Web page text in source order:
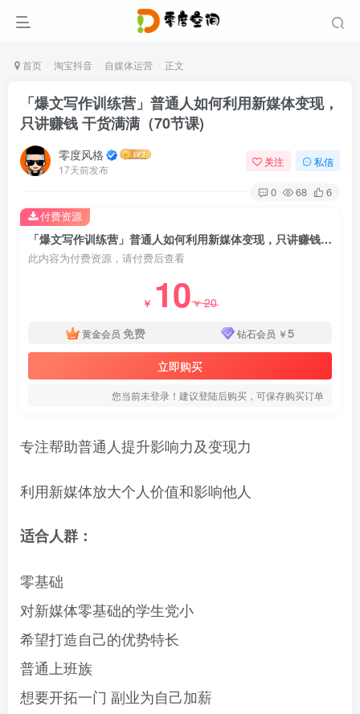
首页 淘宝抖音 自媒体运营 正文
「爆文写作训练营」普通人如何利用新媒体变现，
只讲赚钱 干货满满（70节课)
零度风格
17天前发布
关注 私信
0 68 6
「爆文写作训练营」普通人如何利用新媒体变现，只讲赚钱 干货满满（70节课)
此内容为付费资源，请付费后查看
￥ 10￥20
黄金会员 免费 钻石会员 ￥5
立即购买
您当前未登录！建议登陆后购买，可保存购买订单
付费资源
专注帮助普通人提升影响力及变现力
利用新媒体放大个人价值和影响他人
适合人群：
零基础
对新媒体零基础的学生党小
希望打造自己的优势特长
普通上班族
想要开拓一门 副业为自己加薪